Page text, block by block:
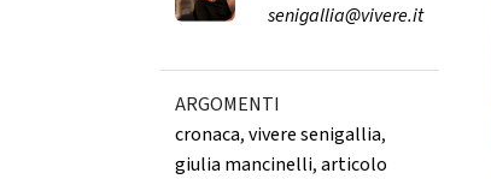
senigallia@vivere.it
ARGOMENTI
cronaca,vivere senigallia,
giulia mancinelli,articolo